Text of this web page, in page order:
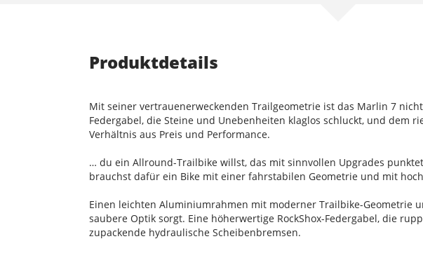
Produktdetails
Mit seiner vertrauenerweckenden Trailgeometrie ist das Marlin 7
Federgabel, die Steine und Unebenheiten klaglos schluckt, und dem
Verhältnis aus Preis und Performance.
… du ein Allround-Trailbike willst, das mit sinnvollen Upgrades
brauchst dafür ein Bike mit einer fahrstabilen Geometrie und mit
Einen leichten Aluminiumrahmen mit moderner Trailbike-Geometrie
saubere Optik sorgt. Eine höherwertige RockShox-Federgabel, die
zupackende hydraulische Scheibenbremsen.